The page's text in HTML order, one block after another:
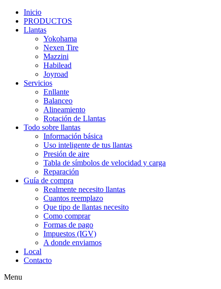
Inicio
PRODUCTOS
Llantas
Yokohama
Nexen Tire
Mazzini
Habilead
Joyroad
Servicios
Enllante
Balanceo
Alineamiento
Rotación de Llantas
Todo sobre llantas
Información básica
Uso inteligente de tus llantas
Presión de aire
Tabla de símbolos de velocidad y carga
Reparación
Guía de compra
Realmente necesito llantas
Cuantos reemplazo
Que tipo de llantas necesito
Como comprar
Formas de pago
Impuestos (IGV)
A donde enviamos
Local
Contacto
Menu